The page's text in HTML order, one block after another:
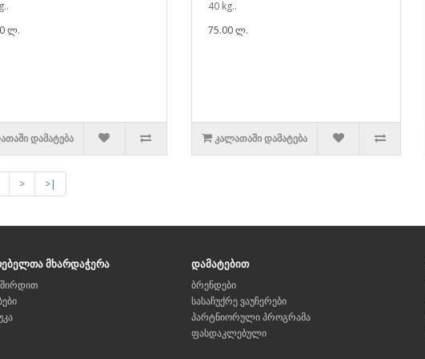
ლ.
ᲓᲐᲛᲐᲢᲔᲑᲐ
40 kg..
75.00 ლ.
ᲙᲐᲚᲐᲗᲐᲨᲘ ᲓᲐᲛᲐᲢᲔᲑᲐ
> >|
მხარდაჭერა დამატებით
ბრენდები
სასაჩუქრე ვაუჩერები
პარტნიორული პროგრამა
ფასდაკლებული